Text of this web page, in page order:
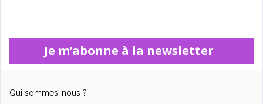
Je m’abonne à la newsletter
Qui sommes-nous ?